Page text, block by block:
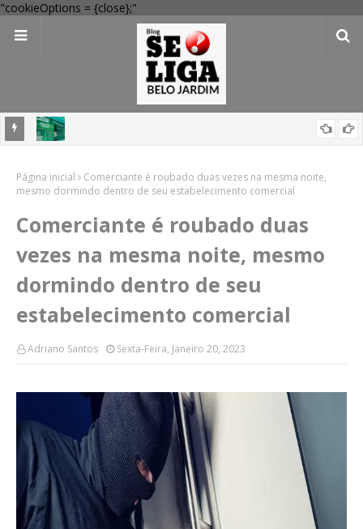
"cookieOptions = {close};"
compras
Página inicial
Comerciante é roubado duas vezes na mesma noite,
mesmo dormindo dentro de seu estabelecimento comercial
Comerciante é roubado duas
vezes na mesma noite, mesmo
dormindo dentro de seu
estabelecimento comercial
Adriano Santos Sexta-Feira, Janeiro 20, 2023